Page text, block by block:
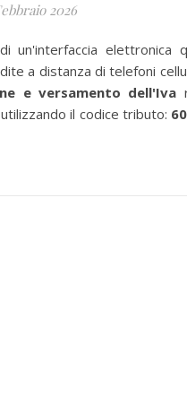
2026
un'interfaccia elettronica
a distanza di telefoni
e versamento dell'Iva
il codice tributo: